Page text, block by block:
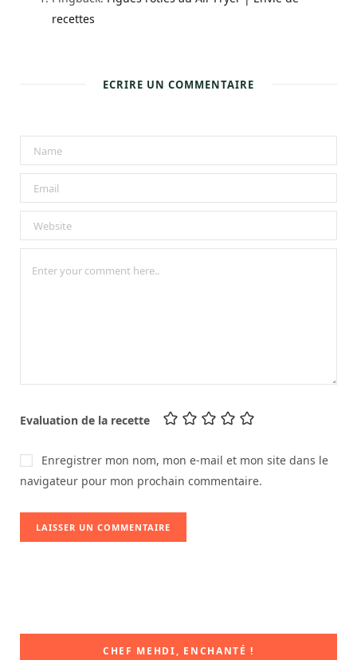
recettes
ECRIRE UN COMMENTAIRE
Evaluation de la recette
Enregistrer mon nom, mon e-mail et mon site dans le
navigateur pour mon prochain commentaire.
CHEF MEHDI, ENCHANTÉ !